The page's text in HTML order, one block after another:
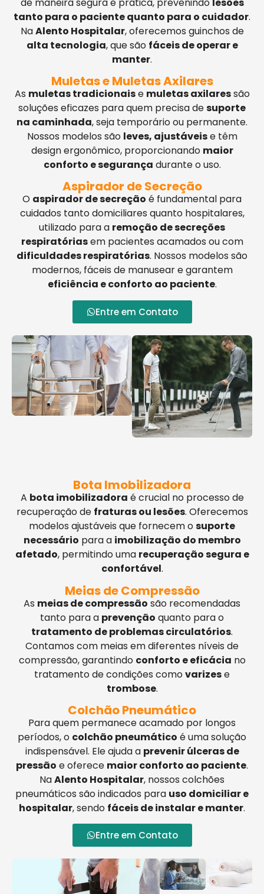
tanto para o paciente quanto para o cuidador.
NaAlento Hospitalar, oferecemos guinchos de
alta tecnologia, que são fáceis de operar e
manter.
Muletas e Muletas Axilares
As muletas tradicionaise muletas axilaressão
soluções eficazes para quem precisa desuporte
na caminhada, seja temporário ou permanente.
Nossos modelos são leves, ajustáveise têm
design ergonômico, proporcionando maior
conforto e segurança durante o uso.
Aspirador de Secreção
O aspirador de secreção é fundamental para
cuidados tanto domiciliares quanto hospitalares,
utilizado para a remoção de secreções
respiratóriasem pacientes acamados ou com
dificuldades respiratórias. Nossos modelos são
modernos, fáceis de manusear e garantem
eficiência e conforto ao paciente.
Entre em Contato
Bota Imobilizadora
A bota imobilizadora é crucial no processo de
recuperação de fraturas ou lesões. Oferecemos
modelos ajustáveis que fornecem osuporte
necessário para a imobilização do membro
afetado, permitindo uma recuperação segura e
confortável.
Meias de Compressão
As meias de compressão são recomendadas
tanto para a prevenção quanto para o
tratamento de problemas circulatórios.
Contamos com meias em diferentes níveis de
compressão, garantindo conforto e eficácia no
tratamento de condições comovarizese
trombose.
Colchão Pneumático
Para quem permanece acamado por longos
períodos, o colchão pneumático é uma solução
indispensável. Ele ajuda a prevenir úlceras de
pressão e oferece maior conforto ao paciente.
NaAlento Hospitalar, nossos colchões
pneumáticos são indicados para uso domiciliar e
hospitalar, sendo fáceis de instalar e manter.
Entre em Contato